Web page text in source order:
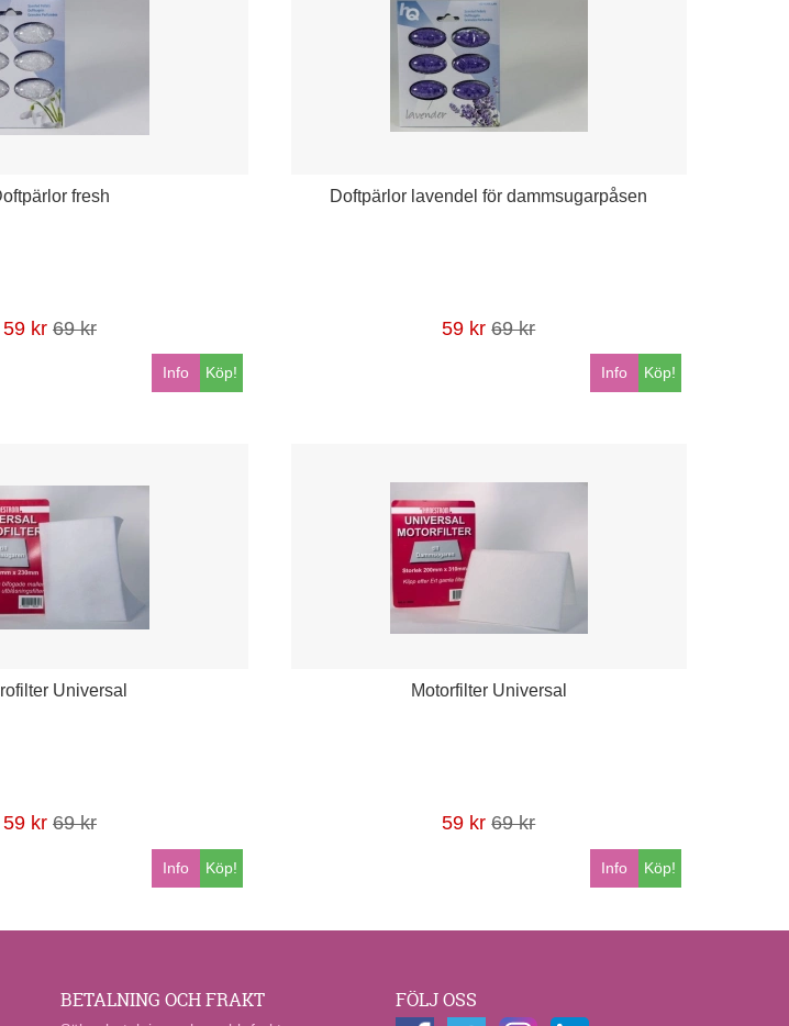
fresh
59 kr 69 kr
Köp!
Info
Doftpärlor lavendel för dammsugarpåsen
59 kr 69 kr
Köp!
Info
Universal
59 kr 69 kr
Köp!
Info
Motorfilter Universal
59 kr 69 kr
Köp!
Info
BETALNING OCH FRAKT FÖLJ OSS